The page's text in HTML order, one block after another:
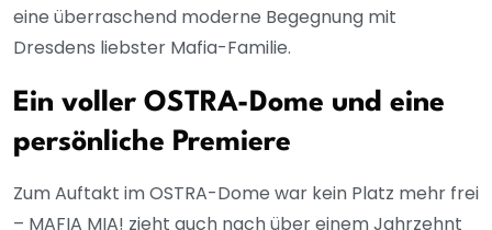
eine überraschend moderne Begegnung mit
Dresdens liebster Mafia-Familie.
Ein voller OSTRA-Dome und eine
persönliche Premiere
Zum Auftakt im OSTRA-Dome war kein Platz mehr frei
– MAFIA MIA! zieht auch nach über einem Jahrzehnt